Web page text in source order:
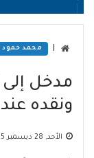
محمد حمود
مدخل إلى
ونقده
الأحد, 28 ديسمبر 2025 - 11:05 م